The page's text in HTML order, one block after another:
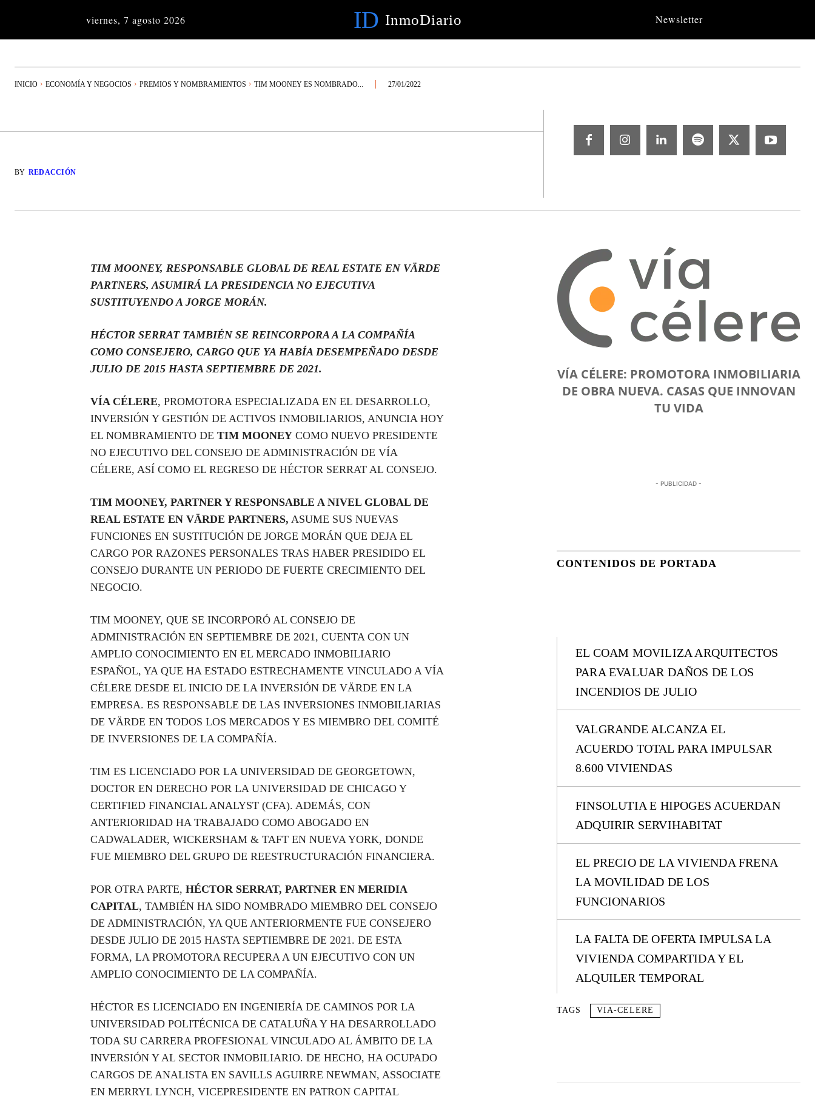
viernes, 7 agosto 2026 ID InmoDiario Newsletter
INICIO ECONOMÍA Y NEGOCIOS PREMIOS Y NOMBRAMIENTOS TIM MOONEY ES NOMBRADO... 27/01/2022
BY REDACCIÓN
TIM MOONEY, RESPONSABLE GLOBAL DE REAL ESTATE EN VÄRDE
PARTNERS, ASUMIRÁ LA PRESIDENCIA NO EJECUTIVA
SUSTITUYENDO A JORGE MORÁN.
HÉCTOR SERRAT TAMBIÉN SE REINCORPORA A LA COMPAÑÍA
COMO CONSEJERO, CARGO QUE YA HABÍA DESEMPEÑADO DESDE
JULIO DE 2015 HASTA SEPTIEMBRE DE 2021.
VÍA CÉLERE, PROMOTORA ESPECIALIZADA EN EL DESARROLLO,
INVERSIÓN Y GESTIÓN DE ACTIVOS INMOBILIARIOS, ANUNCIA HOY
EL NOMBRAMIENTO DETIM MOONEY COMO NUEVO PRESIDENTE
NO EJECUTIVO DEL CONSEJO DE ADMINISTRACIÓN DE VÍA
CÉLERE, ASÍ COMO EL REGRESO DE HÉCTOR SERRAT AL CONSEJO.
TIM MOONEY, PARTNER Y RESPONSABLE A NIVEL GLOBAL DE
REAL ESTATE EN VÄRDE PARTNERS, ASUME SUS NUEVAS
FUNCIONES EN SUSTITUCIÓN DE JORGE MORÁN QUE DEJA EL
CARGO POR RAZONES PERSONALES TRAS HABER PRESIDIDO EL
CONSEJO DURANTE UN PERIODO DE FUERTE CRECIMIENTO DEL
NEGOCIO.
TIM MOONEY, QUE SE INCORPORÓ AL CONSEJO DE
ADMINISTRACIÓN EN SEPTIEMBRE DE 2021, CUENTA CON UN
AMPLIO CONOCIMIENTO EN EL MERCADO INMOBILIARIO
ESPAÑOL, YA QUE HA ESTADO ESTRECHAMENTE VINCULADO A VÍA
CÉLERE DESDE EL INICIO DE LA INVERSIÓN DE VÄRDE EN LA
EMPRESA. ES RESPONSABLE DE LAS INVERSIONES INMOBILIARIAS
DE VÄRDE EN TODOS LOS MERCADOS Y ES MIEMBRO DEL COMITÉ
DE INVERSIONES DE LA COMPAÑÍA.
TIM ES LICENCIADO POR LA UNIVERSIDAD DE GEORGETOWN,
DOCTOR EN DERECHO POR LA UNIVERSIDAD DE CHICAGO Y
CERTIFIED FINANCIAL ANALYST (CFA). ADEMÁS, CON
ANTERIORIDAD HA TRABAJADO COMO ABOGADO EN
CADWALADER, WICKERSHAM & TAFT EN NUEVA YORK, DONDE
FUE MIEMBRO DEL GRUPO DE REESTRUCTURACIÓN FINANCIERA.
POR OTRA PARTE,HÉCTOR SERRAT, PARTNER EN MERIDIA
CAPITAL, TAMBIÉN HA SIDO NOMBRADO MIEMBRO DEL CONSEJO
DE ADMINISTRACIÓN, YA QUE ANTERIORMENTE FUE CONSEJERO
DESDE JULIO DE 2015 HASTA SEPTIEMBRE DE 2021. DE ESTA
FORMA, LA PROMOTORA RECUPERA A UN EJECUTIVO CON UN
AMPLIO CONOCIMIENTO DE LA COMPAÑÍA.
HÉCTOR ES LICENCIADO EN INGENIERÍA DE CAMINOS POR LA
UNIVERSIDAD POLITÉCNICA DE CATALUÑA Y HA DESARROLLADO
TODA SU CARRERA PROFESIONAL VINCULADO AL ÁMBITO DE LA
INVERSIÓN Y AL SECTOR INMOBILIARIO. DE HECHO, HA OCUPADO
CARGOS DE ANALISTA EN SAVILLS AGUIRRE NEWMAN, ASSOCIATE
EN MERRYL LYNCH, VICEPRESIDENTE EN PATRON CAPITAL
VÍA CÉLERE: PROMOTORA INMOBILIARIA
DE OBRA NUEVA. CASAS QUE INNOVAN
TU VIDA
- PUBLICIDAD -
CONTENIDOS DE PORTADA
EL COAM MOVILIZA ARQUITECTOS
PARA EVALUAR DAÑOS DE LOS
INCENDIOS DE JULIO
VALGRANDE ALCANZA EL
ACUERDO TOTAL PARA IMPULSAR
8.600 VIVIENDAS
FINSOLUTIA E HIPOGES ACUERDAN
ADQUIRIR SERVIHABITAT
EL PRECIO DE LA VIVIENDA FRENA
LA MOVILIDAD DE LOS
FUNCIONARIOS
LA FALTA DE OFERTA IMPULSA LA
VIVIENDA COMPARTIDA Y EL
ALQUILER TEMPORAL
TAGS VIA-CELERE